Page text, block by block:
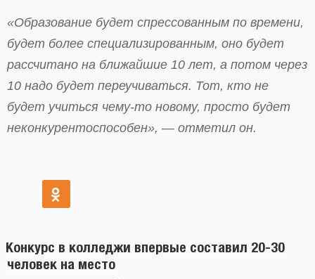
«Образование будет спрессованным по времени,
будет более специализированным, оно будет
рассчитано на ближайшие 10 лет, а потом через
10 надо будет переучиваться. Тот, кто не
будет учиться чему-то новому, просто будет
неконкурентоспособен», — отметил он.
Конкурс в колледжи впервые составил 20-30
человек на место